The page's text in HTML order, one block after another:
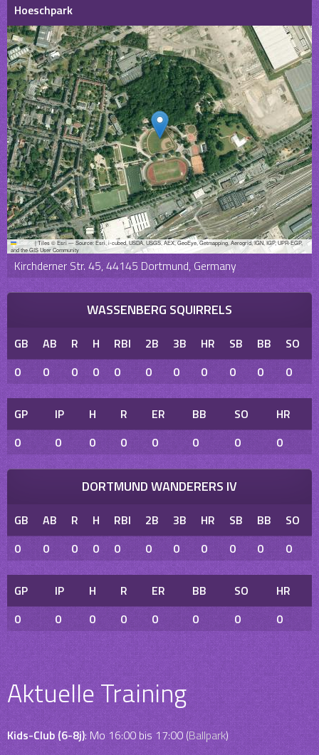
Hoeschpark
Leaflet |Tiles © Esri — Source: Esri, i-cubed, USDA, USGS, AEX, GeoEye, Getmapping, Aerogrid, IGN, IGP, UPR-EGP,
and the GIS User Community
Kirchderner Str. 45, 44145 Dortmund, Germany
WASSENBERG SQUIRRELS
GB AB R H RBI 2B 3B HR SB BB SO
0
0 0 0 0 0 0 0 0 0 0
GP IP H R ER BB SO
HR
0
0 0 0 0 0 0 0
DORTMUND WANDERERS IV
GB AB R H RBI 2B 3B HR SB BB SO
0
0 0 0 0 0 0 0 0 0 0
GP IP H R ER BB SO
HR
0
0 0 0 0 0 0 0
Aktuelle Training
Kids-Club (6-8j): Mo 16:00 bis 17:00 (Ballpark)